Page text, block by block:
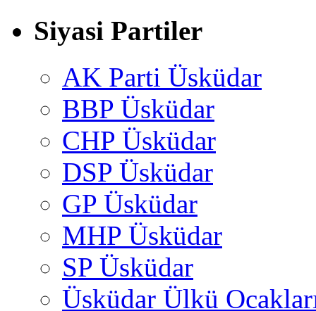
Siyasi Partiler
AK Parti Üsküdar
BBP Üsküdar
CHP Üsküdar
DSP Üsküdar
GP Üsküdar
MHP Üsküdar
SP Üsküdar
Üsküdar Ülkü